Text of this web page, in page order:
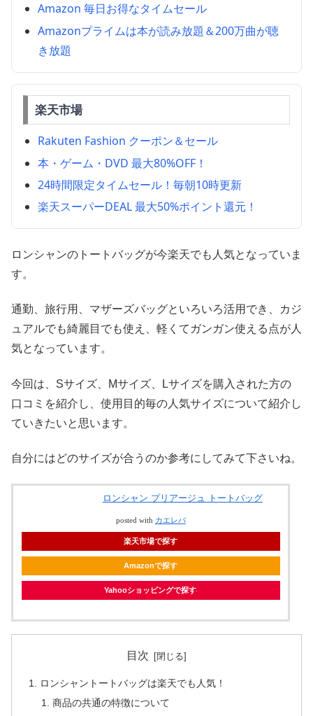
Amazon 毎日お得なタイムセール
Amazonプライムは本が読み放題＆200万曲が聴
き放題
楽天市場
Rakuten Fashion クーポン＆セール
本・ゲーム・DVD 最大80%OFF！
24時間限定タイムセール！毎朝10時更新
楽天スーパーDEAL 最大50%ポイント還元！
ロンシャンのトートバッグが今楽天でも人気となっていま
す。
通勤、旅行用、マザーズバッグといろいろ活用でき、カジ
ュアルでも綺麗目でも使え、軽くてガンガン使える点が人
気となっています。
今回は、Sサイズ、Mサイズ、Lサイズを購入された方の
口コミを紹介し、使用目的毎の人気サイズについて紹介し
ていきたいと思います。
自分にはどのサイズが合うのか参考にしてみて下さいね。
ロンシャン プリアージュ トートバッグ
posted with カエレバ
楽天市場で探す
Amazonで探す
Yahooショッピングで探す
目次
ロンシャントートバッグは楽天でも人気！
商品の共通の特徴について